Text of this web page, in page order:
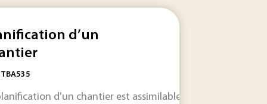
» ( APS ). Cet article décrit dans une première partie
d’un
TBA535
d’un chantier est assimilable à la gestion